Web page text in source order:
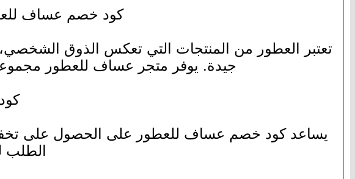
كود خصم عساف
تعتبر العطور من المنتجات التي تعكس الذوق الشخصي،
جيدة. يوفر متجر عساف للعطور
يساعد كود خصم عساف للعطور على الحصول على تخفيض
الطلب